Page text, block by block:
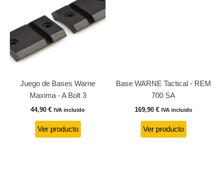
Juego de Bases Warne
Maxima - A Bolt 3
44,90 € IVA incluido
Ver producto
Base WARNE Tactical - REM
700 SA
169,90 € IVA incluido
Ver producto